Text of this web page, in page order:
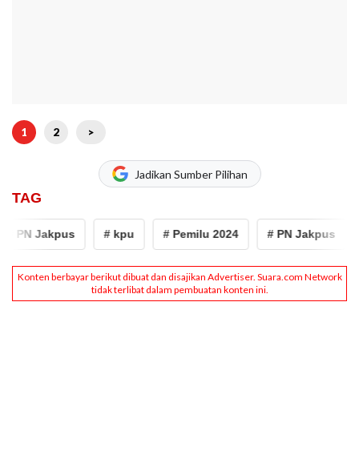
1 2 >
Jadikan Sumber Pilihan
TAG
PN Jakpus # kpu # Pemilu 2024 # PN Jakpus